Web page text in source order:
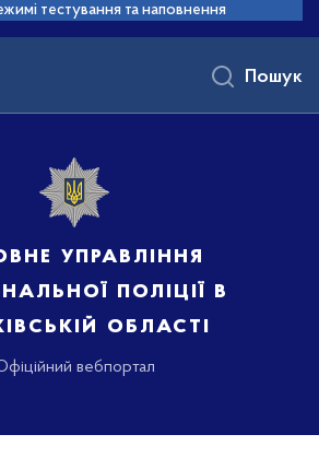
тестування та наповнення
управління
поліції в
області
вебпортал
Пошук